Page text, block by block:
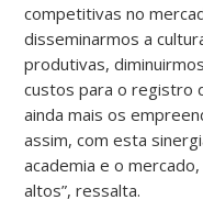
competitivas no
disseminarmos a
produtivas,
custos para o registro
ainda mais os
assim, com esta
academia e o
altos”, ressalta.